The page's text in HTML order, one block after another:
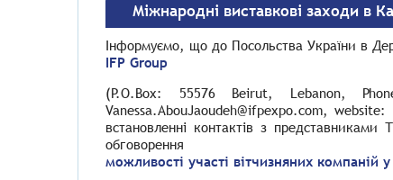
Міжнародні виставкові заходи в
Інформуємо, що до Посольства України в
IFP Group
(P.O.Box: 55576 Beirut, Lebanon,
Vanessa.AbouJaoudeh@ifpexpo.com,
встановленні контактів з
обговорення
можливості участі вітчизняних компаній